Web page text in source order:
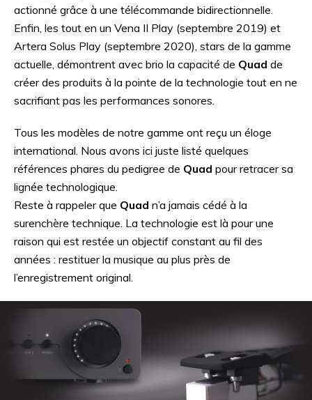
actionné grâce à une télécommande bidirectionnelle.
Enfin, les tout en un Vena II Play (septembre 2019) et
Artera Solus Play (septembre 2020), stars de la gamme
actuelle, démontrent avec brio la capacité de Quad de
créer des produits à la pointe de la technologie tout en ne
sacrifiant pas les performances sonores.
Tous les modèles de notre gamme ont reçu un éloge
international. Nous avons ici juste listé quelques
références phares du pedigree de Quad pour retracer sa
lignée technologique.
Reste à rappeler que Quad n’a jamais cédé à la
surenchère technique. La technologie est là pour une
raison qui est restée un objectif constant au fil des
années : restituer la musique au plus près de
l’enregistrement original.